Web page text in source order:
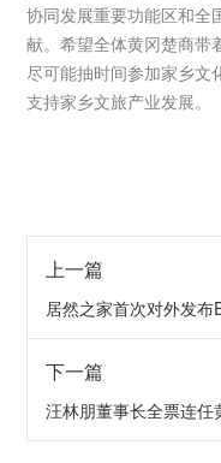
协同发展重要功能区和全
献。希望全体黄冈楚商带
尽可能抽时间参加家乡文
支持家乡文旅产业发展。
上一篇
下一篇
汪林朋董事长全票连任